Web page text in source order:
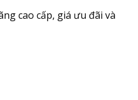
cao cấp, giá ưu đãi và